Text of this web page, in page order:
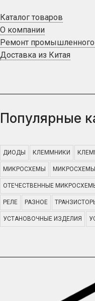
Каталог товаров
О компании
Ремонт промышленного
Доставка из Китая
Популярные
ДИОДЫ КЛЕММНИКИ
МИКРОСХЕМЫ
ОТЕЧЕСТВЕННЫЕ
РЕЛЕ РАЗНОЕ
УСТАНОВОЧНЫЕ ИЗДЕЛИЯ